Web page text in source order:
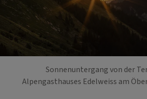
Sonnenuntergang von der
Alpengasthauses Edelweiss am